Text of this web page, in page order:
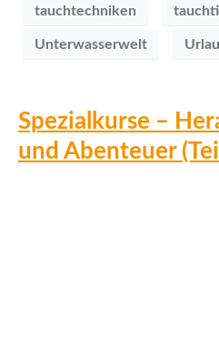
tauchtechniken
Unterwasserwelt
Spezialkurse –
und Abenteuer